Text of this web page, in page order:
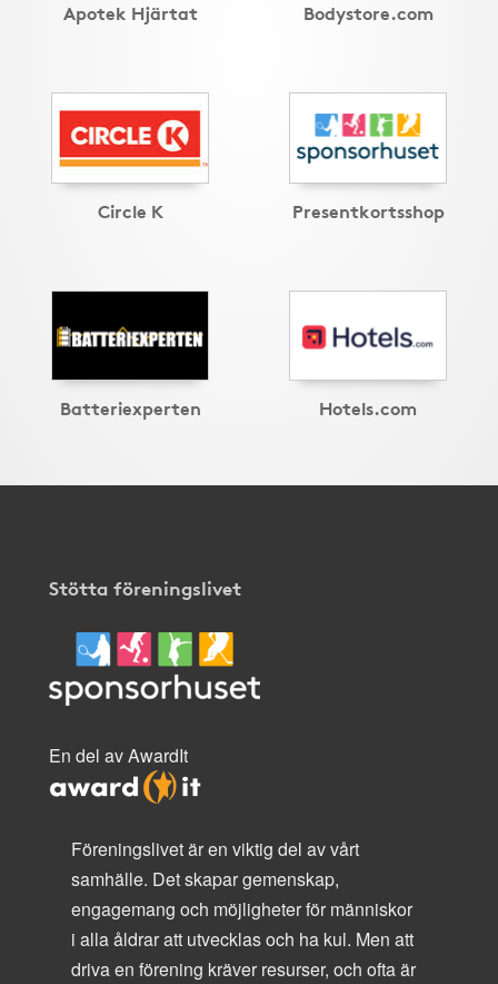
Apotek Hjärtat Bodystore.com
Circle K Presentkortsshop
Batteriexperten Hotels.com
Stötta föreningslivet
En del av AwardIt
Föreningslivet är en viktig del av vårt
samhälle. Det skapar gemenskap,
engagemang och möjligheter för människor
i alla åldrar att utvecklas och ha kul. Men att
driva en förening kräver resurser, och ofta är